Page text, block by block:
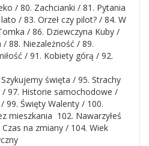
/ 80. Zachcianki / 81. Pytania
/ 83. Orzeł czy pilot? / 84. W
/ 86. Dziewczyna Kuby /
88. Niezależność / 89.
/ 91. Kobiety górą / 92.
święta / 95. Strachy
/ 97. Historie samochodowe /
99. Święty Walenty / 100.
mieszkania 102. Nawarzyłeś
na zmiany / 104. Wiek